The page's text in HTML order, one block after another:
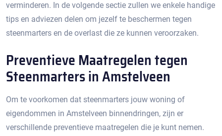
verminderen.​ In de volgende sectie zullen we enkele handige
tips en adviezen delen om jezelf te beschermen tegen
steenmarters en de overlast die ze kunnen veroorzaken.​
Preventieve Maatregelen tegen
Steenmarters in Amstelveen
Om te voorkomen dat steenmarters jouw woning of
eigendommen in Amstelveen binnendringen, zijn er
verschillende preventieve maatregelen die je kunt nemen.​